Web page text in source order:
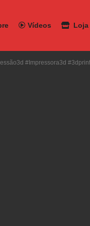
Vídeos Loja
#impressora3d